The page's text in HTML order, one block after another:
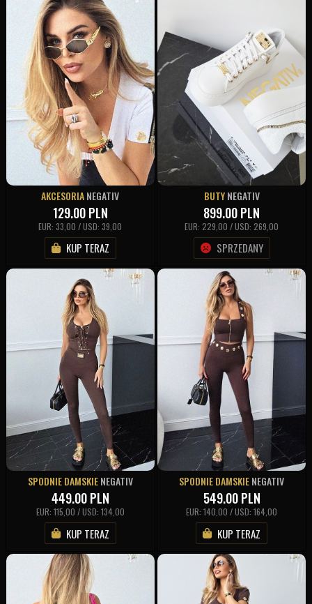
AKCESORIANEGATIV
129.00PLN
EUR: 33,00 / USD: 39,00
KUP TERAZ
BUTYNEGATIV
899.00PLN
EUR: 229,00 / USD: 269,00
SPRZEDANY
SPODNIE DAMSKIENEGATIV
449.00PLN
EUR: 115,00 / USD: 134,00
KUP TERAZ
SPODNIE DAMSKIENEGATIV
549.00PLN
EUR: 140,00 / USD: 164,00
KUP TERAZ